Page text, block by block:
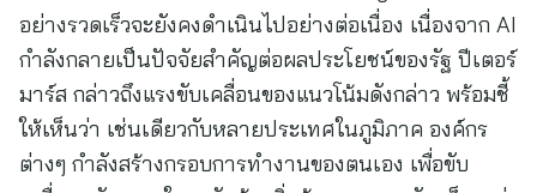
อย่างรวดเร็วจะยังคงดำเนินไปอย่างต่อเนื่อง เนื่องจาก AI
กำลังกลายเป็นปัจจัยสำคัญต่อผลประโยชน์ของรัฐ ปีเตอร์
มาร์ส กล่าวถึงแรงขับเคลื่อนของแนวโน้มดังกล่าว พร้อมชี้
ให้เห็นว่า เช่นเดียวกับหลายประเทศในภูมิภาค องค์กร
ต่างๆ กำลังสร้างกรอบการทำงานของตนเอง เพื่อขับ